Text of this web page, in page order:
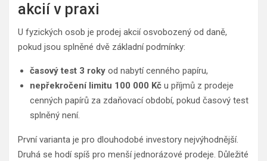
akcií v praxi
U fyzických osob je prodej akcií osvobozený od daně,
pokud jsou splněné dvě základní podmínky:
časový test 3 roky od nabytí cenného papíru,
nepřekročení limitu 100 000 Kč u příjmů z prodeje
cenných papírů za zdaňovací období, pokud časový test
splněný není.
První varianta je pro dlouhodobé investory nejvýhodnější.
Druhá se hodí spíš pro menší jednorázové prodeje. Důležité